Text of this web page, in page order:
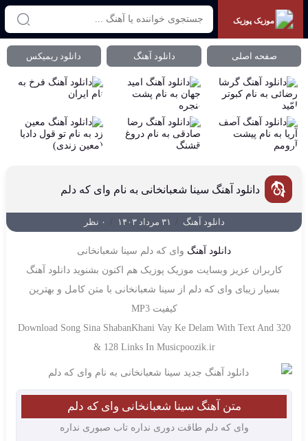
موزیک پوزیک
صفحه اصلی دانلود آهنگ دانلود ریمیکس
دانلود آهنگ سینا شعبانخانی به نام وای که دلم
دانلود آهنگ / ۳۱ مرداد ۱۴۰۳ / ۰ نظر
دانلود آهنگ وای که دلم سینا شعبانخانی
کاربران عزیز وبسایت موزیک پوزیک هم اکنون بشنوید دانلود آهنگ
بسیار زیبای وای که دلم از سینا شعبانخانی با متن کامل و بهترین
کیفیت MP3
Download Song Sina ShabanKhani Vay Ke Delam With Text And 320
& 128 Links In Musicpoozik.ir
متن آهنگ سینا شعبانخانی وای که دلم
وای که دلم طاقت دوری نداره تاب صبوری نداره